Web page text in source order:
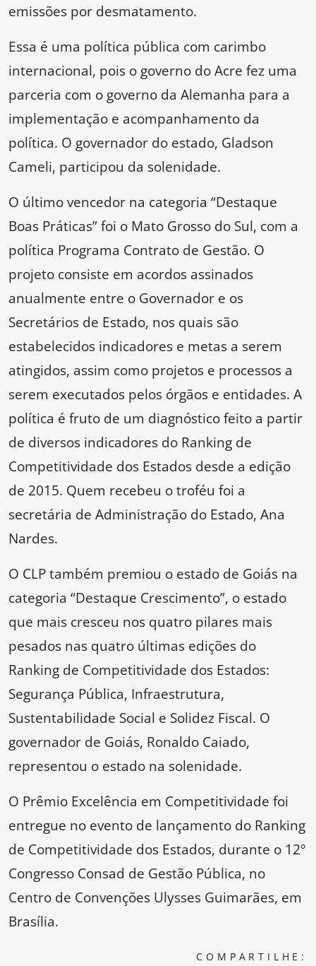
emissões por desmatamento.
Essa é uma política pública com carimbo
internacional, pois o governo do Acre fez uma
parceria com o governo da Alemanha para a
implementação e acompanhamento da
política. O governador do estado, Gladson
Cameli, participou da solenidade.
O último vencedor na categoria “Destaque
Boas Práticas” foi o Mato Grosso do Sul, com a
política Programa Contrato de Gestão. O
projeto consiste em acordos assinados
anualmente entre o Governador e os
Secretários de Estado, nos quais são
estabelecidos indicadores e metas a serem
atingidos, assim como projetos e processos a
serem executados pelos órgãos e entidades. A
política é fruto de um diagnóstico feito a partir
de diversos indicadores do Ranking de
Competitividade dos Estados desde a edição
de 2015. Quem recebeu o troféu foi a
secretária de Administração do Estado, Ana
Nardes.
O CLP também premiou o estado de Goiás na
categoria “Destaque Crescimento”, o estado
que mais cresceu nos quatro pilares mais
pesados nas quatro últimas edições do
Ranking de Competitividade dos Estados:
Segurança Pública, Infraestrutura,
Sustentabilidade Social e Solidez Fiscal. O
governador de Goiás, Ronaldo Caiado,
representou o estado na solenidade.
O Prêmio Excelência em Competitividade foi
entregue no evento de lançamento do Ranking
de Competitividade dos Estados, durante o 12º
Congresso Consad de Gestão Pública, no
Centro de Convenções Ulysses Guimarães, em
Brasília.
COMPARTILHE: